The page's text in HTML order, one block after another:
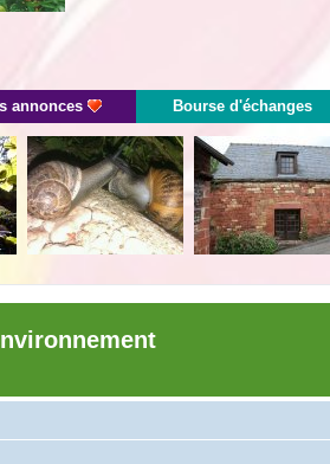
annonces Bourse d'échanges